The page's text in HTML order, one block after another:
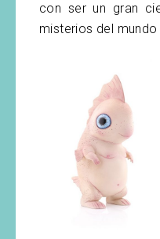
con ser un gran
misterios del